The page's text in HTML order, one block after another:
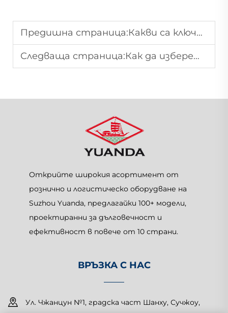
Предишна страница:Какви са ключовите фактори, които трябва да се имат предвид при избора на рафтове за супермаркет?
Следваща страница:Как да изберете подходяща конструкция на рафт за гондола за магазина си?
Открийте широкия асортимент от
рознично и логистическо оборудване на
Suzhou Yuanda, предлагайки 100+ модели,
проектиранни за дълговечност и
ефективност в повече от 10 страни.
ВРЪЗКА С НАС
Ул. Чжанцун №1, градска част Шанху, Сучжоу,